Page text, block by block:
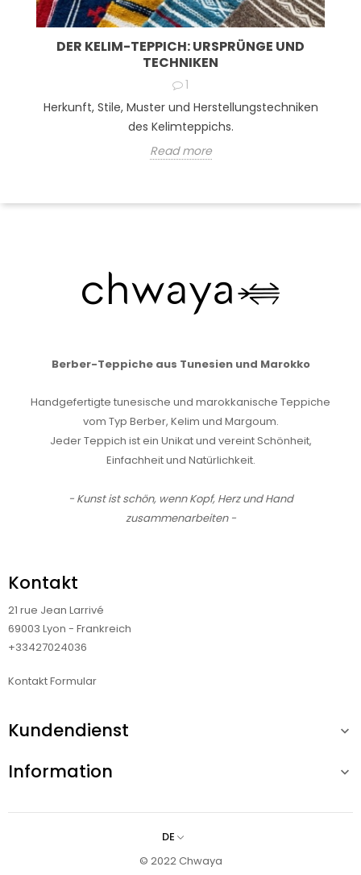
DER KELIM-TEPPICH: URSPRÜNGE UND
TECHNIKEN
1
Herkunft, Stile, Muster und Herstellungstechniken
des Kelimteppichs.
Read more
Berber-Teppiche aus Tunesien und Marokko
Handgefertigte tunesische und marokkanische Teppiche
vom Typ Berber, Kelim und Margoum.
Jeder Teppich ist ein Unikat und vereint Schönheit,
Einfachheit und Natürlichkeit.
- Kunst ist schön, wenn Kopf, Herz und Hand
zusammenarbeiten -
Kontakt
21 rue Jean Larrivé
69003 Lyon - Frankreich
+33427024036
Kontakt Formular
Kundendienst 
Information 
DE
© 2022 Chwaya